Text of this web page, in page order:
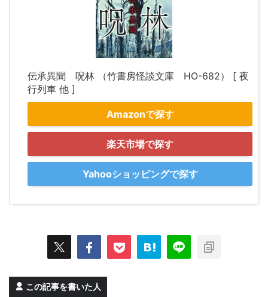
伝承異聞 呪林 （竹書房怪談文庫 HO-682） [ 夜
行列車 他 ]
Amazonで探す
楽天市場で探す
Yahooショッピングで探す
この記事を書いた人